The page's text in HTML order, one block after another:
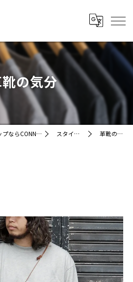
の気分
名古屋のセレクトショップならCONNECT/STORE スタイリング 革靴の気分